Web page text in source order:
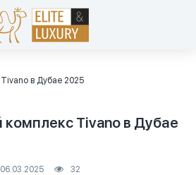
в Дубае 2025
Tivano в Дубае
06.03.2025 32